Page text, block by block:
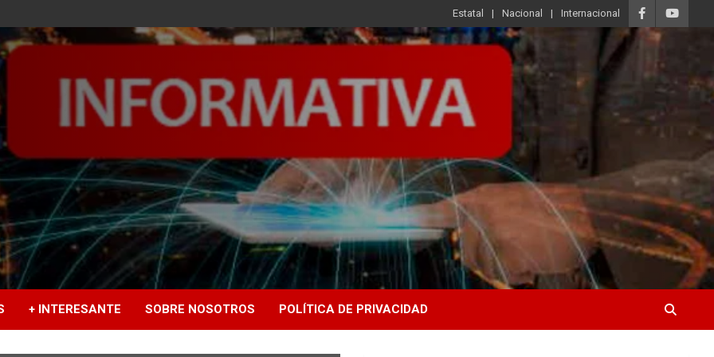
Estatal Nacional Internacional
+ INTERESANTE SOBRE NOSOTROS POLÍTICA DE PRIVACIDAD